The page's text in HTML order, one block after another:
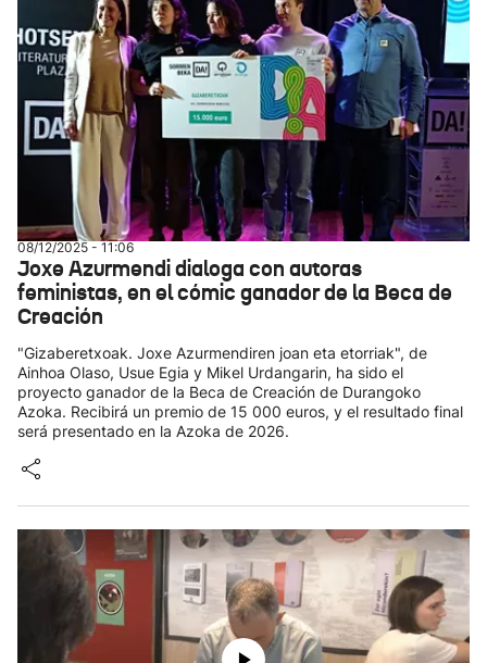
08/12/2025 - 11:06
Joxe Azurmendi dialoga con autoras
feministas, en el cómic ganador de la Beca de
Creación
"Gizaberetxoak. Joxe Azurmendiren joan eta etorriak", de
Ainhoa Olaso, Usue Egia y Mikel Urdangarin, ha sido el
proyecto ganador de la Beca de Creación de Durangoko
Azoka. Recibirá un premio de 15 000 euros, y el resultado final
será presentado en la Azoka de 2026.